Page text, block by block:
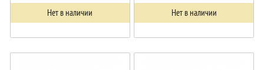
Нет в наличии Нет в наличии